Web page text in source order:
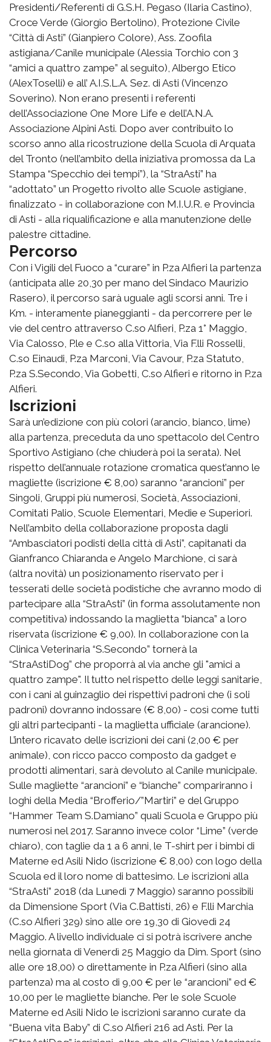
Presidenti/Referenti di G.S.H. Pegaso (Ilaria Castino),
Croce Verde (Giorgio Bertolino), Protezione Civile
“Città di Asti” (Gianpiero Colore), Ass. Zoofila
astigiana/Canile municipale (Alessia Torchio con 3
“amici a quattro zampe” al seguito), Albergo Etico
(AlexToselli) e all’ A.I.S.L.A. Sez. di Asti (Vincenzo
Soverino). Non erano presenti i referenti
dell’Associazione One More Life e dell’A.N.A.
Associazione Alpini Asti. Dopo aver contribuito lo
scorso anno alla ricostruzione della Scuola di Arquata
del Tronto (nell’ambito della iniziativa promossa da La
Stampa “Specchio dei tempi”), la “StraAsti” ha
“adottato” un Progetto rivolto alle Scuole astigiane,
finalizzato - in collaborazione con M.I.U.R. e Provincia
di Asti - alla riqualificazione e alla manutenzione delle
palestre cittadine.
Percorso
Con i Vigili del Fuoco a “curare” in P.za Alfieri la partenza
(anticipata alle 20,30 per mano del Sindaco Maurizio
Rasero), il percorso sarà uguale agli scorsi anni. Tre i
Km. - interamente pianeggianti - da percorrere per le
vie del centro attraverso C.so Alfieri, P.za 1° Maggio,
Via Calosso, P.le e C.so alla Vittoria, Via F.lli Rosselli,
C.so Einaudi, P.za Marconi, Via Cavour, P.za Statuto,
P.za S.Secondo, Via Gobetti, C.so Alfieri e ritorno in P.za
Alfieri.
Iscrizioni
Sarà un’edizione con più colori (arancio, bianco, lime)
alla partenza, preceduta da uno spettacolo del Centro
Sportivo Astigiano (che chiuderà poi la serata). Nel
rispetto dell’annuale rotazione cromatica quest’anno le
magliette (iscrizione € 8,00) saranno “arancioni” per
Singoli, Gruppi più numerosi, Società, Associazioni,
Comitati Palio, Scuole Elementari, Medie e Superiori.
Nell’ambito della collaborazione proposta dagli
“Ambasciatori podisti della città di Asti”, capitanati da
Gianfranco Chiaranda e Angelo Marchione, ci sarà
(altra novità) un posizionamento riservato per i
tesserati delle società podistiche che avranno modo di
partecipare alla “StraAsti” (in forma assolutamente non
competitiva) indossando la maglietta “bianca” a loro
riservata (iscrizione € 9,00). In collaborazione con la
Clinica Veterinaria “S.Secondo” tornerà la
“StraAstiDog” che proporrà al via anche gli "amici a
quattro zampe". Il tutto nel rispetto delle leggi sanitarie,
con i cani al guinzaglio dei rispettivi padroni che (i soli
padroni) dovranno indossare (€ 8,00) - così come tutti
gli altri partecipanti - la maglietta ufficiale (arancione).
L’intero ricavato delle iscrizioni dei cani (2,00 € per
animale), con ricco pacco composto da gadget e
prodotti alimentari, sarà devoluto al Canile municipale.
Sulle magliette “arancioni” e “bianche” compariranno i
loghi della Media “Brofferio/”Martiri” e del Gruppo
“Hammer Team S.Damiano” quali Scuola e Gruppo più
numerosi nel 2017. Saranno invece color “Lime” (verde
chiaro), con taglie da 1 a 6 anni, le T-shirt per i bimbi di
Materne ed Asili Nido (iscrizione € 8,00) con logo della
Scuola ed il loro nome di battesimo. Le iscrizioni alla
“StraAsti” 2018 (da Lunedì 7 Maggio) saranno possibili
da Dimensione Sport (Via C.Battisti, 26) e F.lli Marchia
(C.so Alfieri 329) sino alle ore 19,30 di Giovedì 24
Maggio. A livello individuale ci si potrà iscrivere anche
nella giornata di Venerdì 25 Maggio da Dim. Sport (sino
alle ore 18,00) o direttamente in P.za Alfieri (sino alla
partenza) ma al costo di 9,00 € per le “arancioni” ed €
10,00 per le magliette bianche. Per le sole Scuole
Materne ed Asili Nido le iscrizioni saranno curate da
“Buena vita Baby” di C.so Alfieri 216 ad Asti. Per la